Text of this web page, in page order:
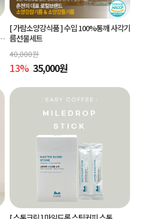
[ 가람소양강식품 ]수입 100%통깨 사각기
름선물세트
40,000원
13% 35,000원